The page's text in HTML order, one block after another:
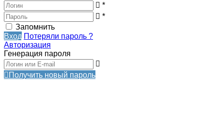
*
*
Запомнить
Вход Потеряли пароль ?
Авторизация
Генерация пароля
Получить новый пароль